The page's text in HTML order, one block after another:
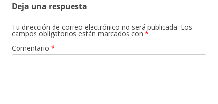
Deja una respuesta
Tu dirección de correo electrónico no será publicada. Los
campos obligatorios están marcados con *
Comentario *